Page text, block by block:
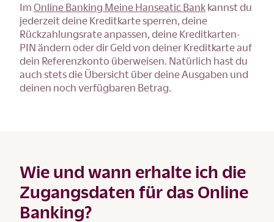
Im Online Banking Meine Hanseatic Bank kannst du
jederzeit deine Kreditkarte sperren, deine
Rückzahlungsrate anpassen, deine Kreditkarten-
PIN ändern oder dir Geld von deiner Kreditkarte auf
dein Referenzkonto überweisen. Natürlich hast du
auch stets die Übersicht über deine Ausgaben und
deinen noch verfügbaren Betrag.
Wie und wann erhalte ich die
Zugangsdaten für das Online
Banking?